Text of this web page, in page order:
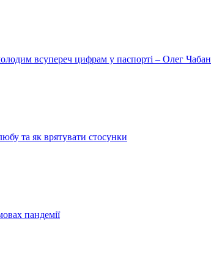
всупереч цифрам у паспорті – Олег Чабан
та як врятувати стосунки
пандемії